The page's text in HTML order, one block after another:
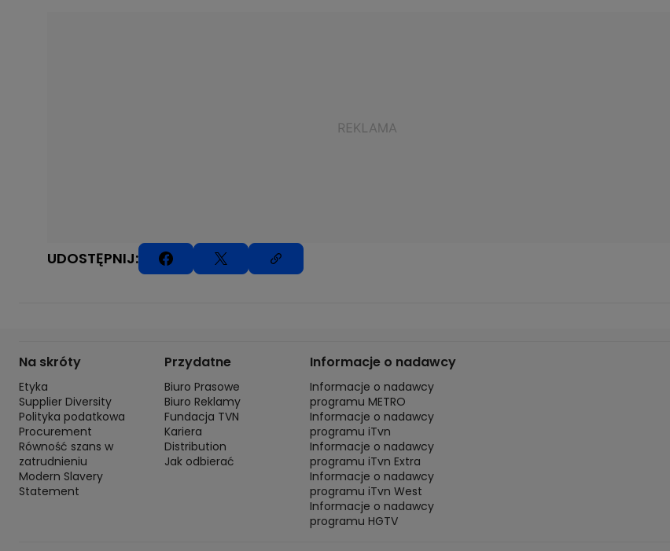
UDOSTĘPNIJ:
Na skróty
Etyka
Supplier Diversity
Polityka podatkowa
Procurement
Równość szans w
zatrudnieniu
Modern Slavery
Statement
Przydatne
Biuro Prasowe
Biuro Reklamy
Fundacja TVN
Kariera
Distribution
Jak odbierać
Informacje o nadawcy
Informacje o nadawcy
programu METRO
Informacje o nadawcy
programu iTvn
Informacje o nadawcy
programu iTvn Extra
Informacje o nadawcy
programu iTvn West
Informacje o nadawcy
programu HGTV